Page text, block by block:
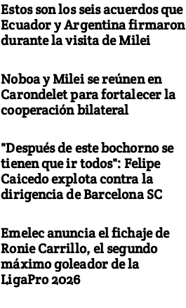
Estos son los seis acuerdos que
Ecuador y Argentina firmaron
durante la visita de Milei
Noboa y Milei se reúnen en
Carondelet para fortalecer la
cooperación bilateral
"Después de este bochorno se
tienen que ir todos": Felipe
Caicedo explota contra la
dirigencia de Barcelona SC
Emelec anuncia el fichaje de
Ronie Carrillo, el segundo
máximo goleador de la
LigaPro 2026